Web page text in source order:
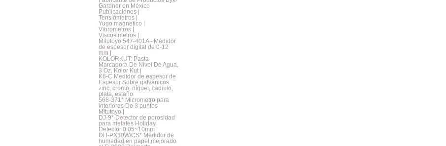
Gardner en México
Publicaciones |
Tensiómetros |
Yugo magnetico |
Vibrometros |
Viscosimetros |
Mitutoyo 547-401A - Medidor
de espesor digital de 0-12
mm |
KOLORKUT: Pasta
Marcadora De Nivel De Agua,
3 Oz, Kolor Kut |
K6-C Medidor de espesor de
Espesor Sobre galvánicos
zinc, cromo, níquel, cadmio,
plata, estaño
568-371* Micrometro para
interiores De 3 puntos
Mitutoyo |
DJ-9* Detector de porosidad
para metales Holiday
Detector 0.05~10mm |
DH-PX30W/CS* Medidor de
humedad en papel mejorado